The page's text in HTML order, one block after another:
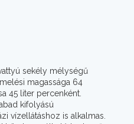
sekély mélységű
magassága 64
45 liter percenként.
kifolyású
vízellátáshoz is alkalmas.